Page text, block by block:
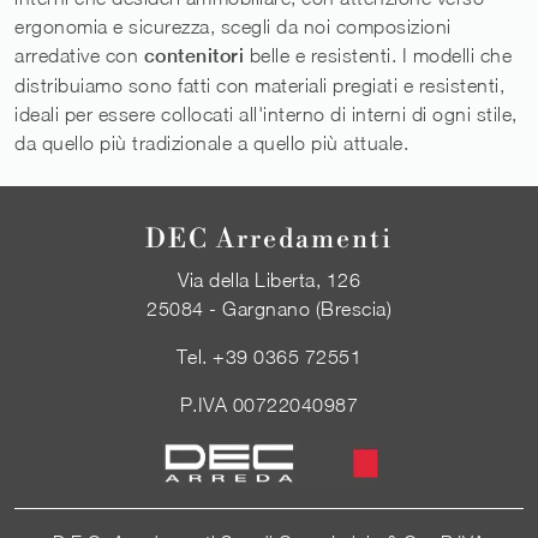
ergonomia e sicurezza, scegli da noi composizioni
arredative con contenitori belle e resistenti. I modelli che
distribuiamo sono fatti con materiali pregiati e resistenti,
ideali per essere collocati all'interno di interni di ogni stile,
da quello più tradizionale a quello più attuale.
DEC Arredamenti
Via della Liberta, 126
25084 - Gargnano (Brescia)
Tel.+39 0365 72551
P.IVA 00722040987